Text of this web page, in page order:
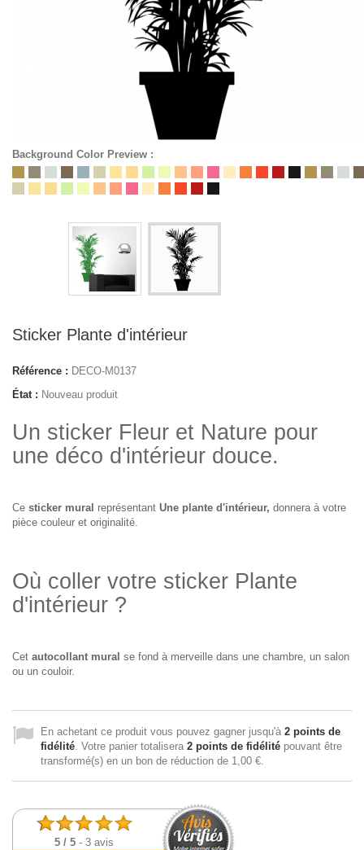
Background Color Preview :
Sticker Plante d'intérieur
Référence : DECO-M0137
État : Nouveau produit
Un sticker Fleur et Nature pour
une déco d'intérieur douce.
Ce sticker mural représentant Une plante d'intérieur, donnera à votre
pièce couleur et originalité.
Où coller votre sticker Plante
d'intérieur ?
Cet autocollant mural se fond à merveille dans une chambre, un salon
ou un couloir.
En achetant ce produit vous pouvez gagner jusqu'à 2 points de
fidélité. Votre panier totalisera 2 points de fidélité pouvant être
transformé(s) en un bon de réduction de 1,00 €.
5 /5 -3avis